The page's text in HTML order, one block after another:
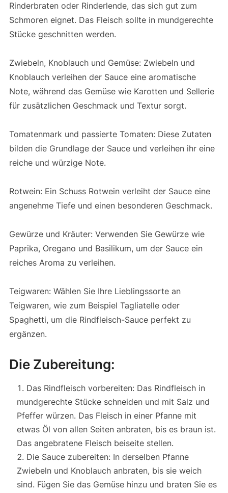
Rinderbraten oder Rinderlende, das sich gut zum
Schmoren eignet. Das Fleisch sollte in mundgerechte
Stücke geschnitten werden.
Zwiebeln, Knoblauch und Gemüse: Zwiebeln und
Knoblauch verleihen der Sauce eine aromatische
Note, während das Gemüse wie Karotten und Sellerie
für zusätzlichen Geschmack und Textur sorgt.
Tomatenmark und passierte Tomaten: Diese Zutaten
bilden die Grundlage der Sauce und verleihen ihr eine
reiche und würzige Note.
Rotwein: Ein Schuss Rotwein verleiht der Sauce eine
angenehme Tiefe und einen besonderen Geschmack.
Gewürze und Kräuter: Verwenden Sie Gewürze wie
Paprika, Oregano und Basilikum, um der Sauce ein
reiches Aroma zu verleihen.
Teigwaren: Wählen Sie Ihre Lieblingssorte an
Teigwaren, wie zum Beispiel Tagliatelle oder
Spaghetti, um die Rindfleisch-Sauce perfekt zu
ergänzen.
Die Zubereitung:
Das Rindfleisch vorbereiten: Das Rindfleisch in
mundgerechte Stücke schneiden und mit Salz und
Pfeffer würzen. Das Fleisch in einer Pfanne mit
etwas Öl von allen Seiten anbraten, bis es braun ist.
Das angebratene Fleisch beiseite stellen.
Die Sauce zubereiten: In derselben Pfanne
Zwiebeln und Knoblauch anbraten, bis sie weich
sind. Fügen Sie das Gemüse hinzu und braten Sie es